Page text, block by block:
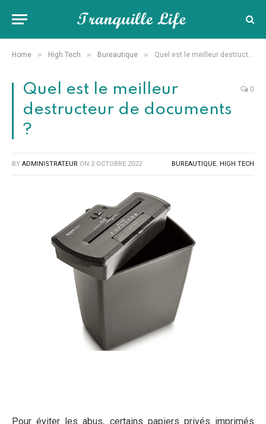
Home » High Tech » Bureautique » Quel est le meilleur destructeur de documents ?
Quel est le meilleur
destructeur de documents
?
0
BY ADMINISTRATEUR ON 2 OCTOBRE 2022 BUREAUTIQUE, HIGH TECH
Pour éviter les abus, certains papiers privés imprimés